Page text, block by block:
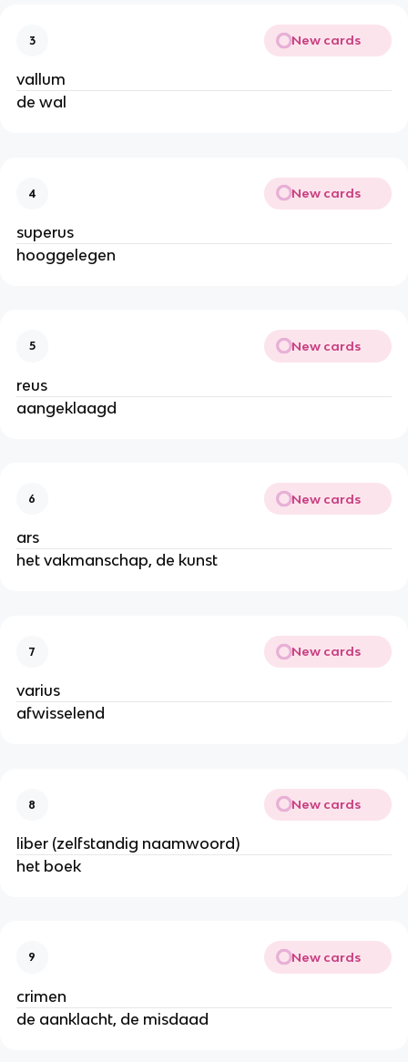
3 New cards
vallum
de wal
4 New cards
superus
hooggelegen
5 New cards
reus
aangeklaagd
6 New cards
ars
het vakmanschap, de kunst
7 New cards
varius
afwisselend
8 New cards
liber (zelfstandig naamwoord)
het boek
9 New cards
crimen
de aanklacht, de misdaad